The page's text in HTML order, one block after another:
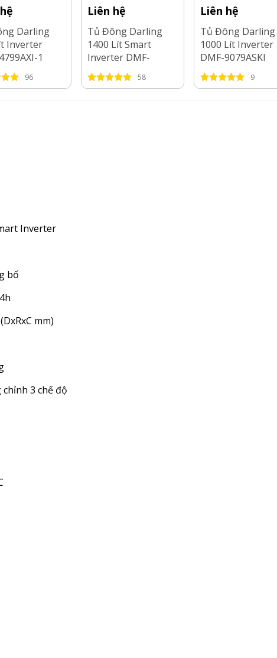
Darling
Inverter
1
96
Liên hệ
Tủ Đông Darling
1400 Lít Smart
Inverter DMF-
1279ASI
58
Liên hệ
Tủ Đông Darling
1000 Lít Inverter
DMF-9079ASKI
9
Inverter
bố
mm)
3 chế độ